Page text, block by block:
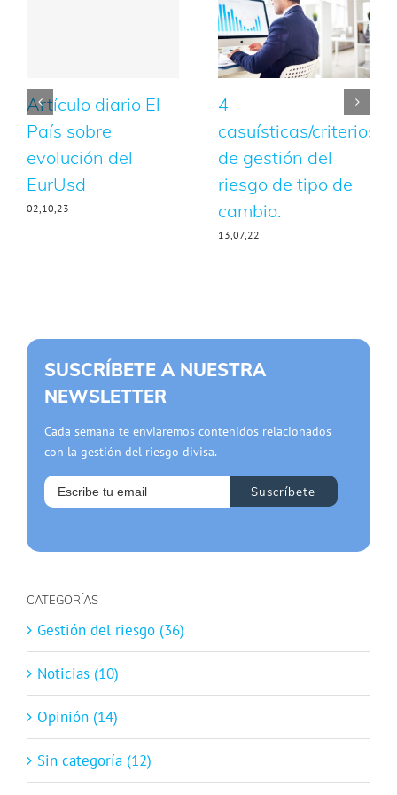
Artículo diario El
País sobre
evolución del
EurUsd
02,10,23
4
casuísticas/criterios
de gestión del
riesgo de tipo de
cambio.
13,07,22
SUSCRÍBETE A NUESTRA
NEWSLETTER
Cada semana te enviaremos contenidos relacionados
con la gestión del riesgo divisa.
CATEGORÍAS
Gestión del riesgo (36)
Noticias (10)
Opinión (14)
Sin categoría (12)